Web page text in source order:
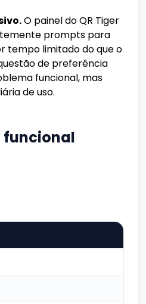
O painel do QR Tiger
prompts para
tempo limitado do que o
de preferência
funcional, mas
de uso.
funcional